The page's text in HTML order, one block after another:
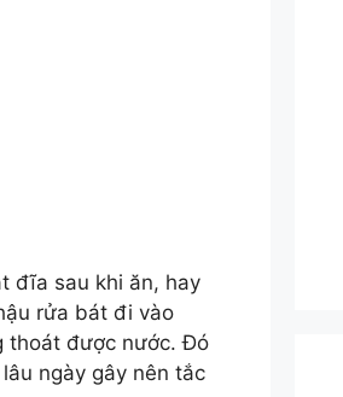
đĩa sau khi ăn, hay
rửa bát đi vào
thoát được nước. Đó
ngày gây nên tắc